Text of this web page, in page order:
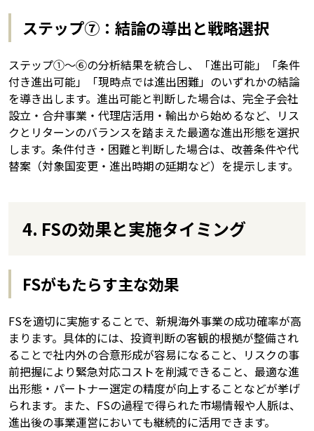
ステップ⑦：結論の導出と戦略選択
ステップ①〜⑥の分析結果を統合し、「進出可能」「条件
付き進出可能」「現時点では進出困難」のいずれかの結論
を導き出します。進出可能と判断した場合は、完全子会社
設立・合弁事業・代理店活用・輸出から始めるなど、リス
クとリターンのバランスを踏まえた最適な進出形態を選択
します。条件付き・困難と判断した場合は、改善条件や代
替案（対象国変更・進出時期の延期など）を提示します。
4. FSの効果と実施タイミング
FSがもたらす主な効果
FSを適切に実施することで、新規海外事業の成功確率が高
まります。具体的には、投資判断の客観的根拠が整備され
ることで社内外の合意形成が容易になること、リスクの事
前把握により緊急対応コストを削減できること、最適な進
出形態・パートナー選定の精度が向上することなどが挙げ
られます。また、FSの過程で得られた市場情報や人脈は、
進出後の事業運営においても継続的に活用できます。